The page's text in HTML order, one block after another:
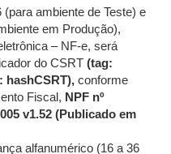
ambiente de Teste) e
em Produção),
– NF-e, será
do CSRT (tag:
hashCSRT), conforme
Fiscal, NPF nº
v1.52 (Publicado em
alfanumérico (16 a 36